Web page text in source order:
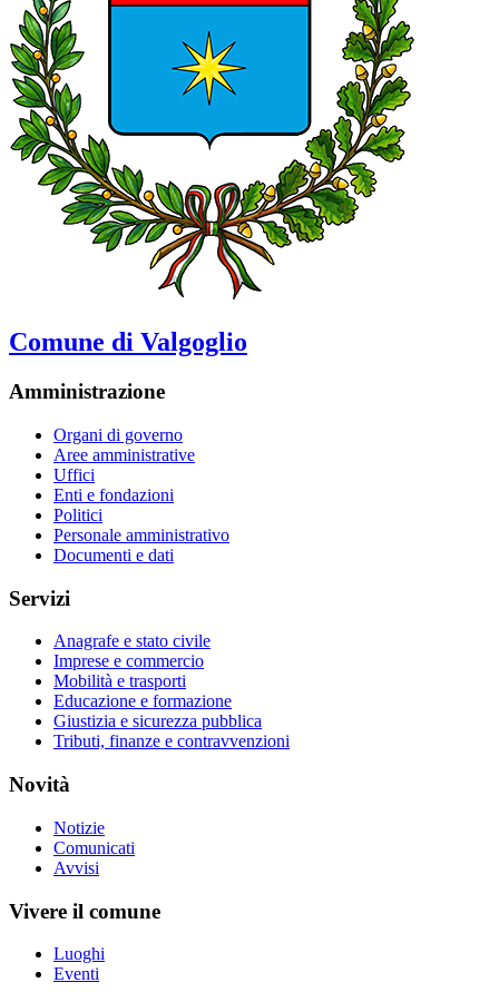
Comune di Valgoglio
Amministrazione
Organi di governo
Aree amministrative
Uffici
Enti e fondazioni
Politici
Personale amministrativo
Documenti e dati
Servizi
Anagrafe e stato civile
Imprese e commercio
Mobilità e trasporti
Educazione e formazione
Giustizia e sicurezza pubblica
Tributi, finanze e contravvenzioni
Novità
Notizie
Comunicati
Avvisi
Vivere il comune
Luoghi
Eventi